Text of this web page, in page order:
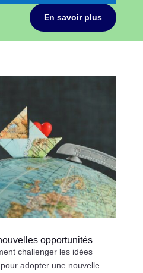
En savoir plus
opportunités
challenger les idées
adopter une nouvelle